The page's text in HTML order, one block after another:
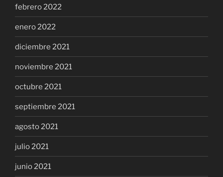
febrero 2022
enero 2022
diciembre 2021
noviembre 2021
octubre 2021
septiembre 2021
agosto 2021
julio 2021
junio 2021